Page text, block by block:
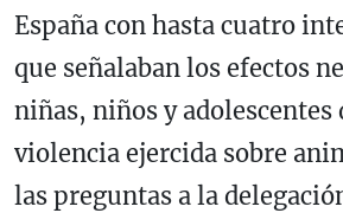
España con hasta cuatro
que señalaban los efectos
niñas, niños y adolescentes
violencia ejercida sobre
las preguntas a la